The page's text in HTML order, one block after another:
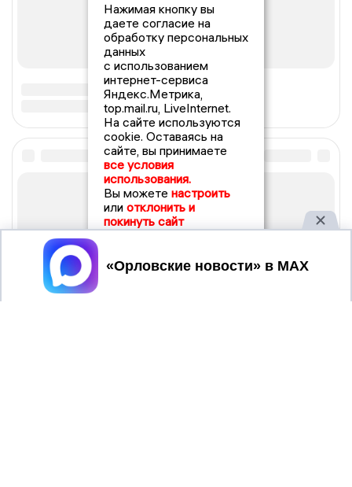
Нажимая кнопку вы
даете согласие на
обработку персональных
данных
с использованием
интернет-сервиса
Яндекс.Метрика,
top.mail.ru, LiveInternet.
На сайте используются
cookie. Оставаясь на
сайте, вы принимаете
все условия
использования.
Вы можете настроить
или отклонить и
покинуть сайт
Принять